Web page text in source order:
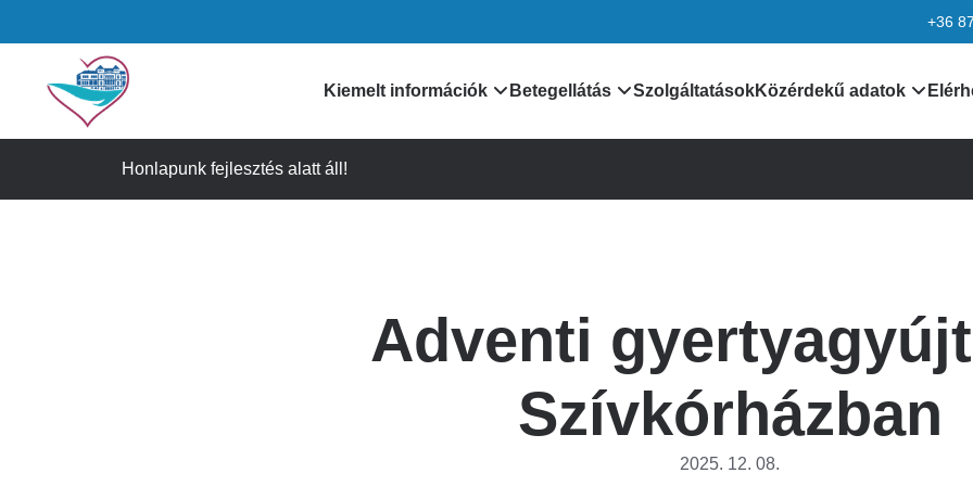
a
tartalomra
+36
Domain
menu
Kiemelt információk
Látogatási információk
Ügyeleti információk
Betegellátás
Betegtájékoztatók,
dokumentumok
SzolgáltatásokKözérdekű adatok
Alapítvány
Pályázatok
Honlapunk fejlesztés alatt áll!
Adventi
Szívkórházban
2025. 12. 08.